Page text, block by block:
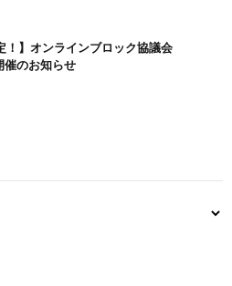
！】オンラインブロック協議会
のお知らせ